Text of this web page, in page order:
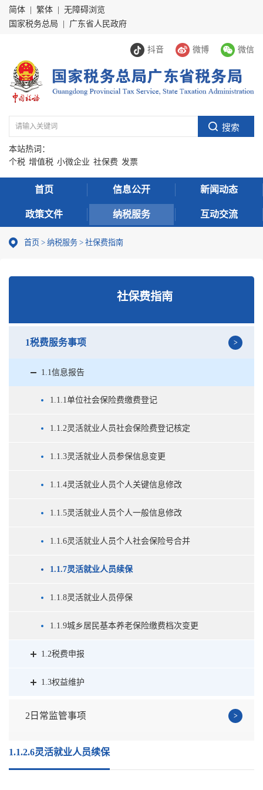
简体 繁体
无障碍浏览
国家税务总局
广东省人民政府
抖音 微博 微信
本站热词：
个税 增值税 小微企业 社保费 发票
首页 信息公开 新闻动态
政策文件 纳税服务 互动交流
首页 > 纳税服务 > 社保费指南
社保费指南
1税费服务事项
1.1信息报告
1.1.1单位社会保险费缴费登记
1.1.2灵活就业人员社会保险费登记核定
1.1.3灵活就业人员参保信息变更
1.1.4灵活就业人员个人关键信息修改
1.1.5灵活就业人员个人一般信息修改
1.1.6灵活就业人员个人社会保险号合并
1.1.7灵活就业人员续保
1.1.8灵活就业人员停保
1.1.9城乡居民基本养老保险缴费档次变更
1.2税费申报
1.3权益维护
2日常监管事项
1.1.2.6灵活就业人员续保